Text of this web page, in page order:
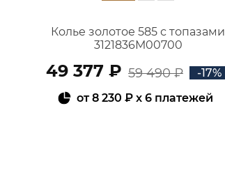
Колье золотое 585 с топазами
3121836М00700
49 377 ₽ 59 490 ₽
-17%
от8 230 ₽x 6 платежей